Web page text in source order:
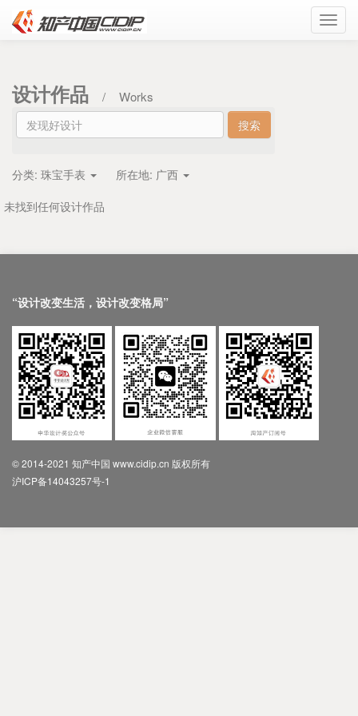
设计作品 / Works
分类: 珠宝手表 所在地: 广西
未找到任何设计作品
“设计改变生活，设计改变格局”
© 2014-2021 知产中国 www.cidip.cn 版权所有
沪ICP备14043257号-1